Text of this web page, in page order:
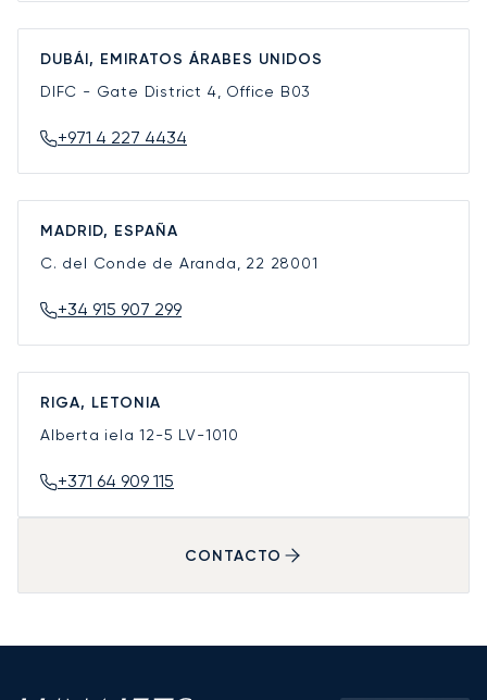
DUBÁI, EMIRATOS ÁRABES UNIDOS
DIFC - Gate District 4, Office B03
+971 4 227 4434
MADRID, ESPAÑA
C. del Conde de Aranda, 22 28001
+34 915 907 299
RIGA, LETONIA
Alberta iela 12-5 LV-1010
+371 64 909 115
CONTACTO